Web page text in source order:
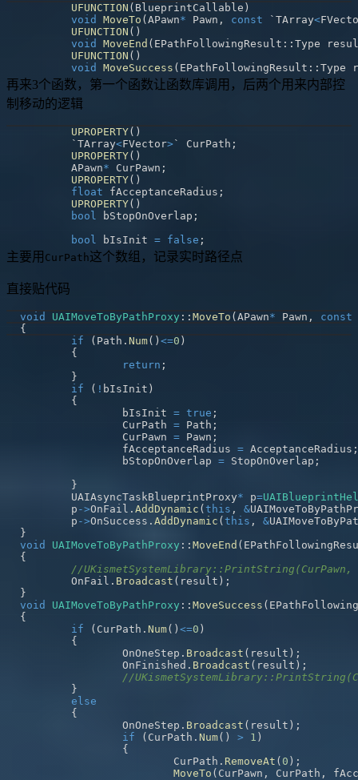
UFUNCTION ( BlueprintCallable )
void
MoveTo ( APawn* Pawn , const `TArray<
UFUNCTION ( )
void
MoveEnd ( EPathFollowingResult :: Type
UFUNCTION ( )
void
MoveSuccess ( EPathFollowingResult :: Type
再来3个函数，第一个函数让函数库调用，后两个用来内部控
制移动的逻辑
UPROPERTY( )
	`TArray
<FVector> ` CurPath ;
UPROPERTY( )
	APawn
* CurPawn ;
UPROPERTY( )
float fAcceptanceRadius ;
UPROPERTY( )
bool
bStopOnOverlap ;
bool
bIsInit = false ;
主要用 CurPath这个数组，记录实时路径点
直接贴代码
void UAIMoveToByPathProxy :: MoveTo ( APawn* Pawn , const
{
if
( Path . Num( ) <=0 )
{
return ;
}
if
( ! bIsInit )
{
		bIsInit
= true ;
		CurPath
= Path ;
		CurPawn
= Pawn ;
		fAcceptanceRadius
= AcceptanceRadius ;
		bStopOnOverlap
= StopOnOverlap ;
}
	UAIAsyncTaskBlueprintProxy
* p=
	p
->OnFail . AddDynamic ( this , &
	p
->OnSuccess . AddDynamic ( this , &
}
void
UAIMoveToByPathProxy :: MoveEnd (
{
//
	OnFail
. Broadcast ( result ) ;
}
void
UAIMoveToByPathProxy :: MoveSuccess (
{
if
( CurPath . Num( ) <=0 )
{
		OnOneStep
. Broadcast ( result ) ;
		OnFinished
. Broadcast ( result ) ;
//
}
else
{
		OnOneStep
. Broadcast ( result ) ;
if
( CurPath . Num( ) > 1 )
{
			CurPath
. RemoveAt ( 0 ) ;
MoveTo ( CurPawn , CurPath ,